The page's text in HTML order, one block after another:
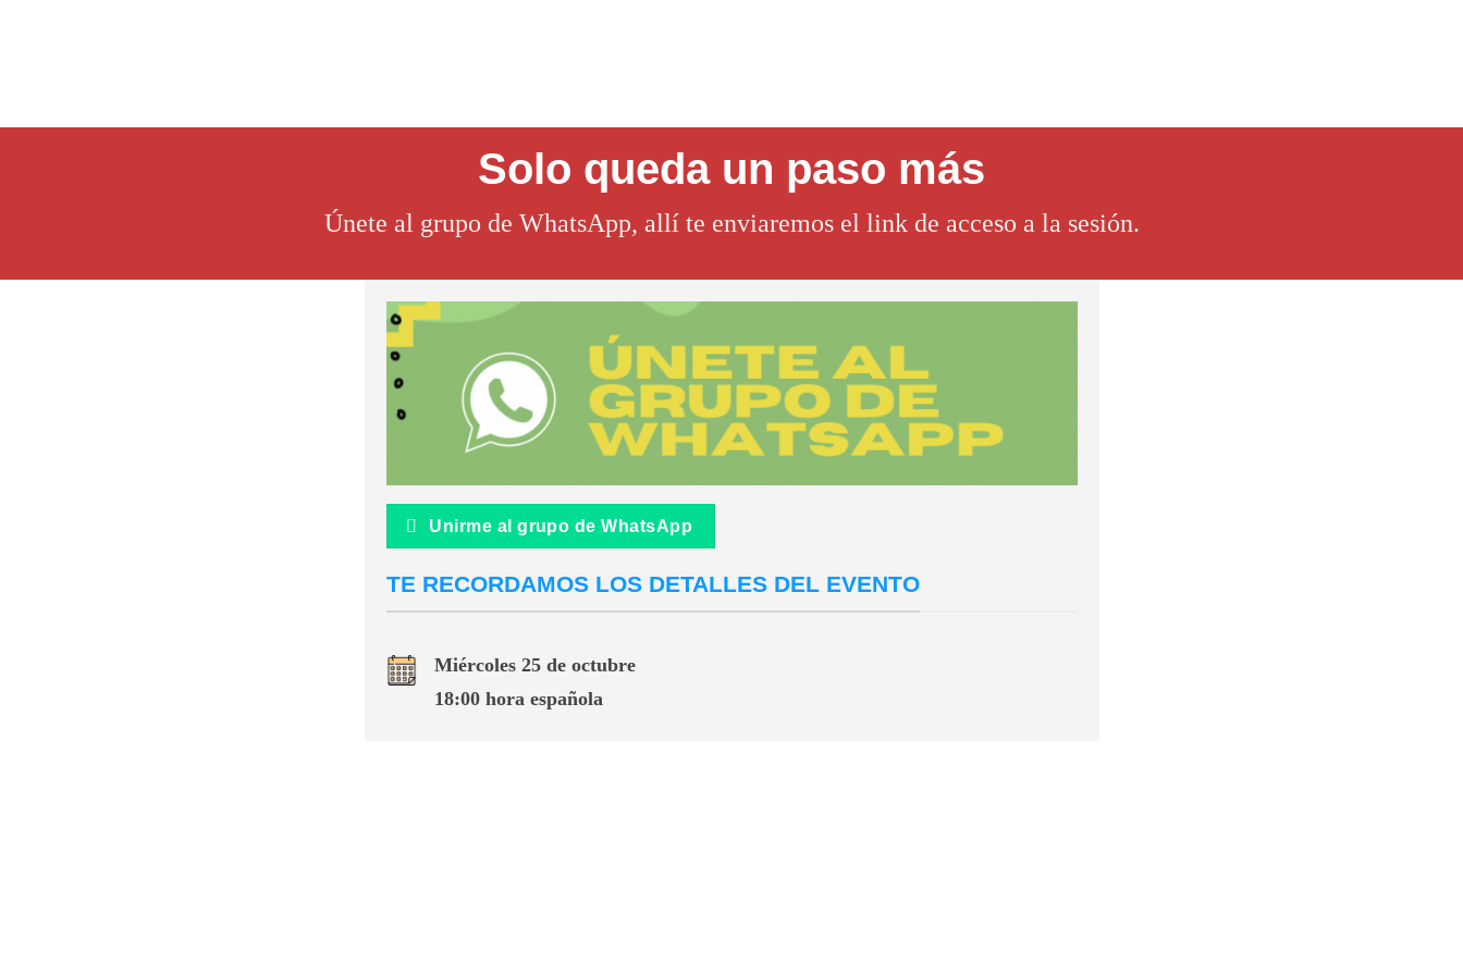
Solo queda un paso más
Únete al grupo de WhatsApp, allí te enviaremos el link de acceso a la sesión.
Unirme al grupo de WhatsApp
TE RECORDAMOS LOS DETALLES DEL EVENTO
Miércoles 25 de octubre
18:00 hora española